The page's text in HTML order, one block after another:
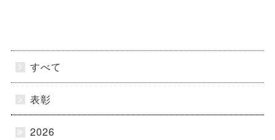
すべて
表彰
2026